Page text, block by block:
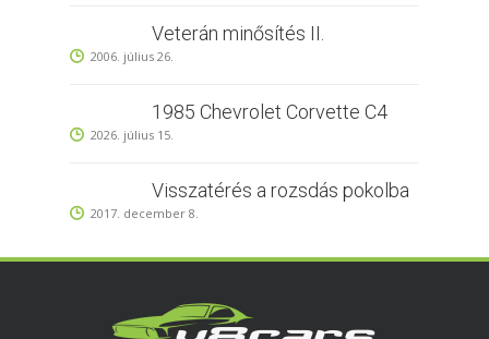
Veterán minősítés II.
2006. július 26.
1985 Chevrolet Corvette C4
2026. július 15.
Visszatérés a rozsdás pokolba
2017. december 8.